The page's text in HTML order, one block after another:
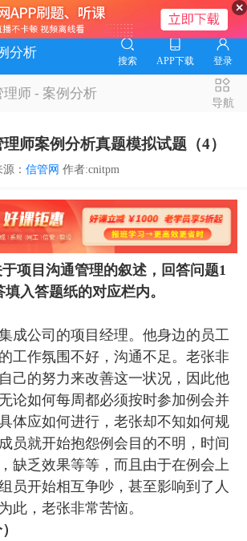
分析
搜索 APP下载 登录
理师- 案例分析
导航
师案例分析真题模拟试题（4）
： 信管网 作者:cnitpm
项目沟通管理的叙述，回答问题1
入答题纸的对应栏内。
成公司的项目经理。他身边的员工
工作氛围不好，沟通不足。老张非
己的努力来改善这一状况，因此他
论如何每周都必须按时参加例会并
体应如何进行，老张却不知如何规
员就开始抱怨例会目的不明，时间
缺乏效果等等，而且由于在例会上
员开始相互争吵，甚至影响到了人
此，老张非常苦恼。